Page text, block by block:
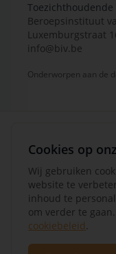
Beroepsinstituut
Luxemburgstraat
info@biv.be
Onderworpen aan de
Cookies op
Wij gebruiken
website te
inhoud te
om verder te
cookiebeleid.